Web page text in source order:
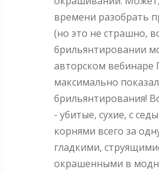
времени разобрать
(но это не страшно,
брильянтировании
авторском вебинаре
максимально
брильянтирования!
- убитые, сухие, с
корнями всего за
гладкими,
окрашенными в